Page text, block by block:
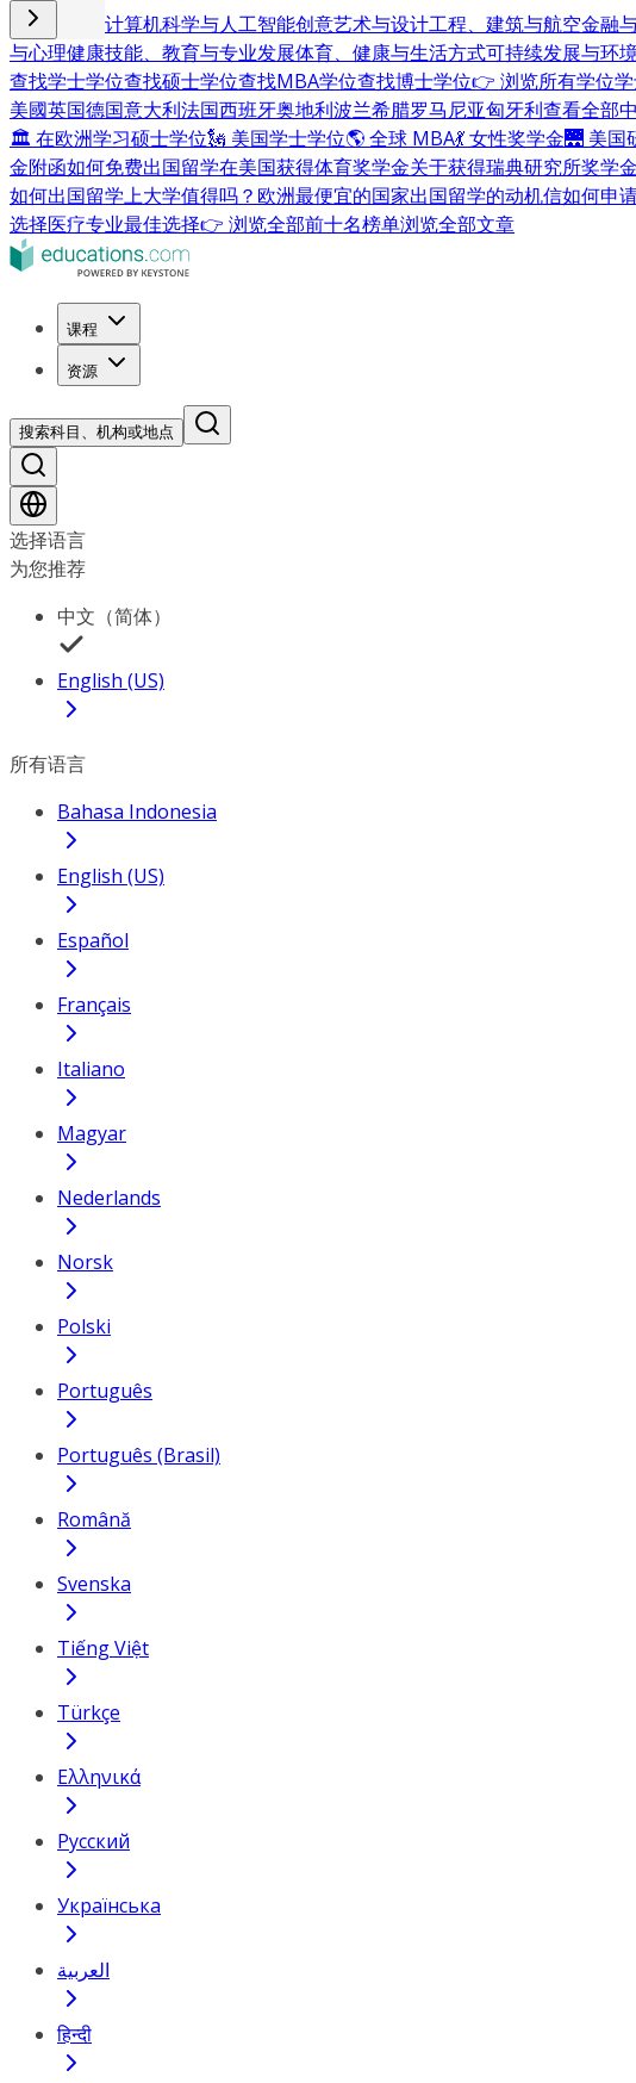
商业与管理 计算机科学与人工智能创意艺术与设计工程、建筑与航空金融
与心理健康技能、教育与专业发展体育、健康与生活方式可持续发展与环
查找学士学位查找硕士学位查找MBA学位查找博士学位👉 浏览所有学位
美國英国德国意大利法国西班牙奥地利波兰希腊罗马尼亚匈牙利查看全部
🏛 在欧洲学习硕士学位🗽 美国学士学位🌎 全球 MBA💃 女性奖学金🌉 美国
金附函如何免费出国留学在美国获得体育奖学金关于获得瑞典研究所奖学
如何出国留学上大学值得吗？ 欧洲最便宜的国家出国留学的动机信如何申
选择医疗专业最佳选择👉 浏览全部前十名榜单浏览全部文章
课程
资源
搜索科目、机构或地点
选择语言
为您推荐
中文（简体）
English (US)
所有语言
Bahasa Indonesia
English (US)
Español
Français
Italiano
Magyar
Nederlands
Norsk
Polski
Português
Português (Brasil)
Română
Svenska
Tiếng Việt
Türkçe
Ελληνικά
Русский
Українська
العربية
हिन्दी